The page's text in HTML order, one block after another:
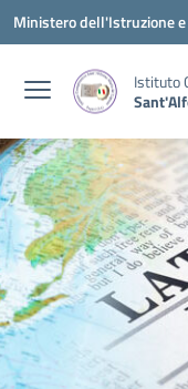
Vai ai contenuti
Vai al menu di navigazione
Vai al footer
Ministero dell'Istruzione
Istituto